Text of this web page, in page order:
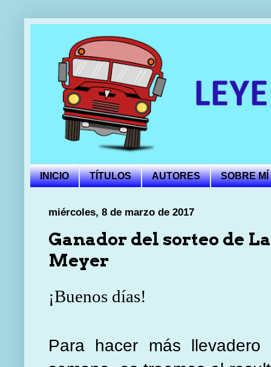
INICIO TÍTULOS AUTORES SOBRE MÍ
miércoles, 8 de marzo de 2017
Ganador del sorteo de
Meyer
¡Buenos días!
Para hacer más